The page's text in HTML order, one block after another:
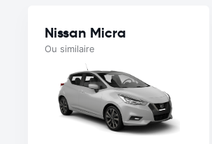
Nissan Micra
Ou similaire